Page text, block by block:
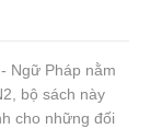
Ngữ Pháp nằm
bộ sách này
cho những đối